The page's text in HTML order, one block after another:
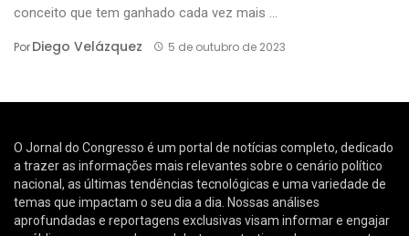
conceito que tem ganhado cada vez mais ...
PorDiego Velázquez 5 de outubro de 2023
O Jornal do Congresso é um portal de notícias completo, dedicado
a trazer as informações mais relevantes sobre o cenário político
nacional, as últimas tendências tecnológicas e uma variedade de
temas que impactam o seu dia a dia. Nossas análises
aprofundadas e reportagens exclusivas visam informar e engajar